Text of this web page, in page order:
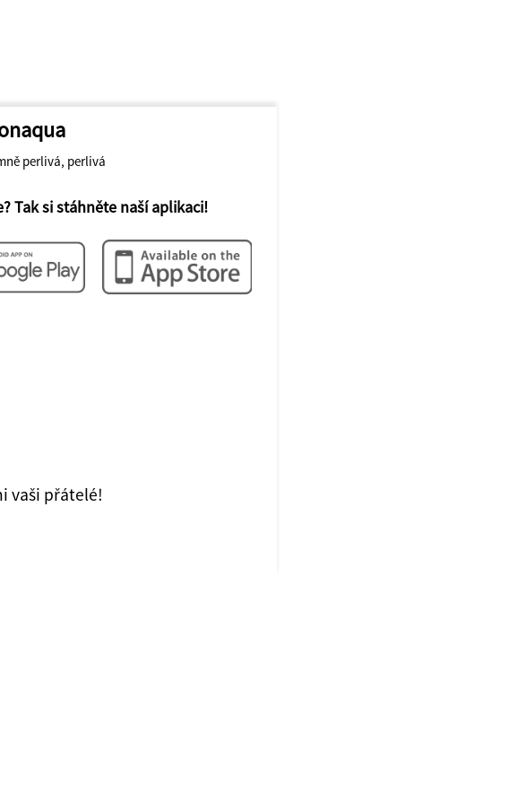
perlivá, perlivá
Tak si stáhněte naší aplikaci!
vaši přátelé!